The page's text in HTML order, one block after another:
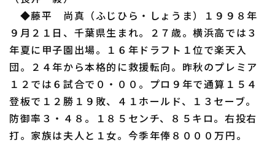
◆藤平 尚真（ふじひら・しょうま）１９９８年
９月２１日、千葉県生まれ。２７歳。横浜高では３
年夏に甲子園出場。１６年ドラフト１位で楽天入
団。２４年から本格的に救援転向。昨秋のプレミア
１２では６試合で０・００。プロ９年で通算１５４
登板で１２勝１９敗、４１ホールド、１３セーブ。
防御率３・４８。１８５センチ、８５キロ。右投右
打。家族は夫人と１女。今季年俸８０００万円。